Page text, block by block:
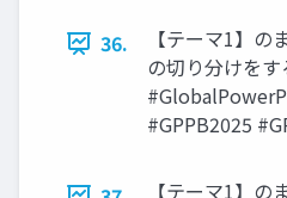
36.
【テーマ1】の
の切り分けを
#GPPB2025
【テーマ1】の